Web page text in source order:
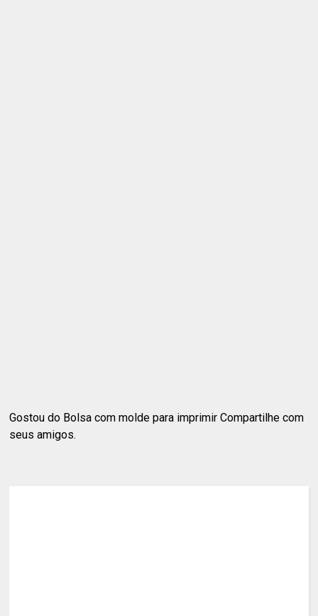
Gostou do Bolsa com molde para imprimir Compartilhe com
seus amigos.